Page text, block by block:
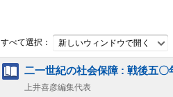
すべて選択： 新しいウィンドウで開く
二一世紀の社会保障 : 戦後五〇
上井喜彦編集代表